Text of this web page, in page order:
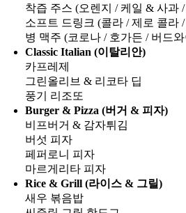
착즙 주스 (오렌지 / 케일 & 사과
소프트 드링크 (콜라 / 제로 콜라
병 맥주 (코로나 / 호가든 / 버드
Classic Italian (이탈리안)
카프레제
그린올리브 & 리코타 딥
풍기 리조또
Burger & Pizza (버거 & 피자)
비프버거 & 감자튀김
버섯 피자
페퍼로니 피자
마르게리타 피자
Rice & Grill (라이스 & 그릴)
새우 볶음밥